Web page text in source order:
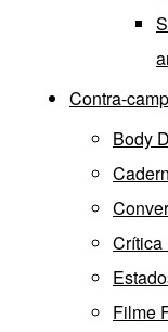
Contra-
Body
Crítica
Filme